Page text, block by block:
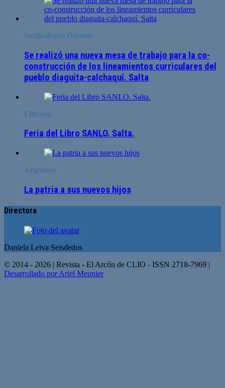
Sindicalismo Docente
Se realizó una nueva mesa de trabajo para la co-
construcción de los lineamientos curriculares del
pueblo diaguita-calchaquí. Salta
Editorial
Feria del Libro SANLO. Salta.
Argentina
La patria a sus nuevos hijos
Directora
Daniela Leiva Seisdedos
© 2014 - 2026 | Revista - El Arcón de CLIO - ISSN 2718-7969 |
Desarrollado por Ariel Meunier